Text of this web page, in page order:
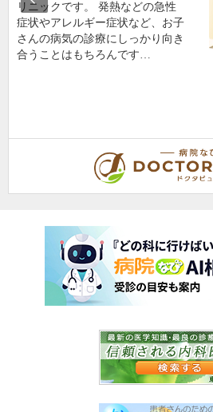
リニックです。 発熱などの急性
症状やアレルギー症状など、お子
さんの病気の診療にしっかり向き
合うことはもちろんです…